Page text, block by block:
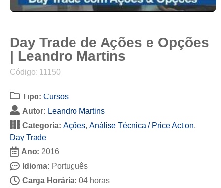
Day Trade de Ações e Opções
| Leandro Martins
Código: 11150
Tipo: Cursos
Autor: Leandro Martins
Categoria: Ações, Análise Técnica / Price Action,
Day Trade
Ano: 2016
Idioma: Português
Carga Horária: 04 horas